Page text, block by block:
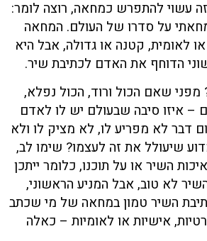
עשוי להתפרש כמחאה, רוצה לומר:
על סדרו של העולם. המחאה
לאומית, קטנה או גדולה, אבל היא
הדוחף את האדם לכתיבת שיר.
שאם הכול ורוד, הכול נפלא,
– איזו סיבה שבעולם יש לו לאדם
דבר לא מפריע לו, לא מציק לו ולא
שיעולל את זה לעצמו? שימו לב,
השיר או על תוכנו, כלומר ייתכן
לא טוב, אבל המניע הראשוני,
השיר טמון במחאה של מי שכתב
אישיות או לאומיות – כאלה